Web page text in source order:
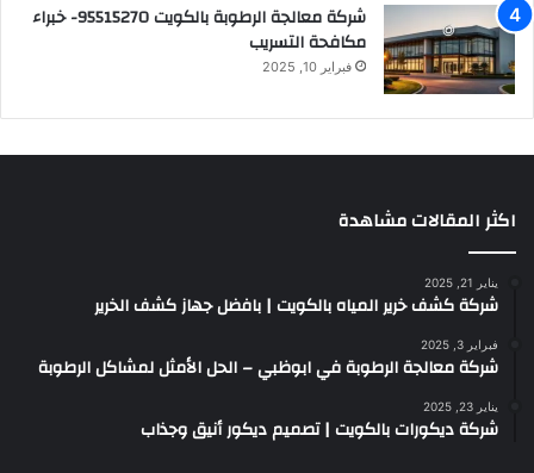
شركة معالجة الرطوبة بالكويت 95515270- خبراء
مكافحة التسريب
فبراير 10, 2025
اكثر المقالات مشاهدة
يناير 21, 2025
شركة كشف خرير المياه بالكويت | بافضل جهاز كشف الخرير
فبراير 3, 2025
شركة معالجة الرطوبة في ابوظبي – الحل الأمثل لمشاكل الرطوبة
يناير 23, 2025
شركة ديكورات بالكويت | تصميم ديكور أنيق وجذاب